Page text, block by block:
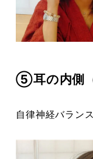
⑤耳の内側（
自律神経バラン